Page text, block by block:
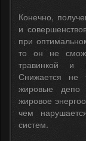
Конечно,
и
при
то он не
травинкой и
Снижается не
жировые депо
жировое
чем
систем.